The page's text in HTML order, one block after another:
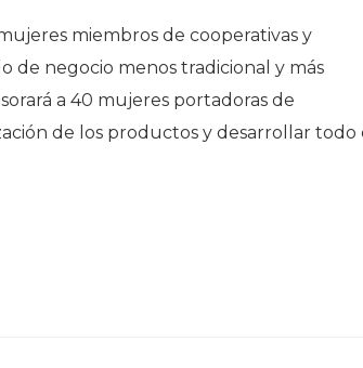
miembros de cooperativas y
de negocio menos tradicional y más
a 40 mujeres portadoras de
de los productos y desarrollar todo